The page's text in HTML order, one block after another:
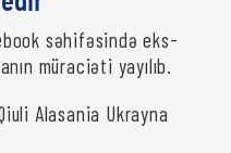
səhifəsində eks-
müraciəti yayılıb.
Alasania Ukrayna